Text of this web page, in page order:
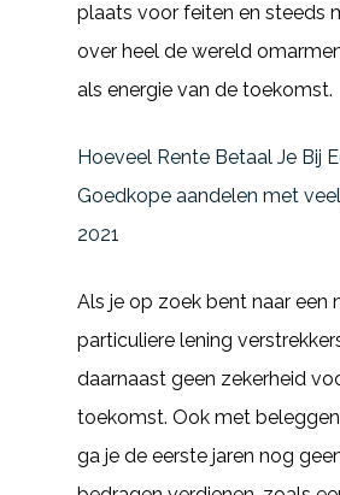
plaats voor feiten en steeds
over heel de wereld
als energie van de toekomst.
Hoeveel Rente Betaal Je Bij
Goedkope aandelen met
2021
Als je op zoek bent naar een
particuliere lening
daarnaast geen zekerheid
toekomst. Ook met
ga je de eerste jaren nog